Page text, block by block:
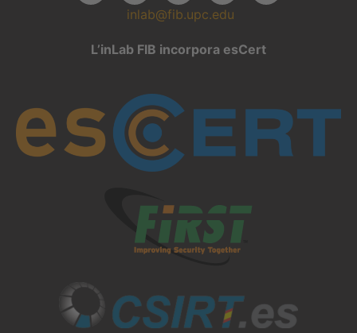
inlab@fib.upc.edu
L’inLab FIB incorpora esCert